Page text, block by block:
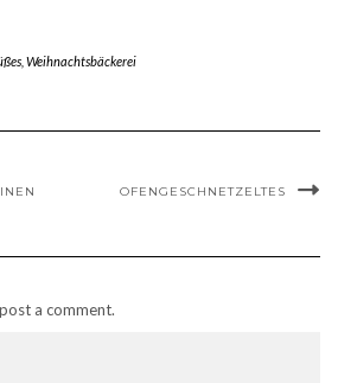
, Weihnachtsbäckerei
OFENGESCHNETZELTES
a comment.